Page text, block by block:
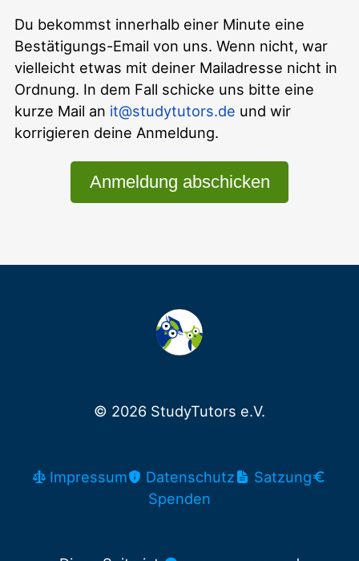
Du bekommst innerhalb einer Minute eine
Bestätigungs-Email von uns. Wenn nicht, war
vielleicht etwas mit deiner Mailadresse nicht in
Ordnung. In dem Fall schicke uns bitte eine
kurze Mail an it@studytutors.de und wir
korrigieren deine Anmeldung.
Anmeldung abschicken
© 2026 StudyTutors e.V.
Impressum Datenschutz
Satzung
Spenden